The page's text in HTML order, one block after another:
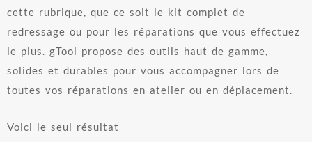
cette rubrique, que ce soit le kit complet de
redressage ou pour les réparations que vous effectuez
le plus. gTool propose des outils haut de gamme,
solides et durables pour vous accompagner lors de
toutes vos réparations en atelier ou en déplacement.
Voici le seul résultat